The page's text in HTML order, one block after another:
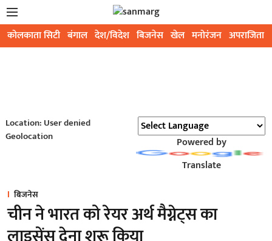
कोलकाता सिटी बंगाल देश/विदेश बिजनेस खेल मनोरंजन अपराजिता
Location: User denied
Geolocation
Powered by
Translate
बिजनेस
चीन ने भारत को रेयर अर्थ मैग्नेट्स का